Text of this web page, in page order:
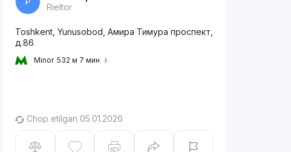
Rieltor
Toshkent, Yunusobod, Амира Тимура проспект,
д.86
Minor 532 м 7 мин
Chop etilgan 05.01.2026